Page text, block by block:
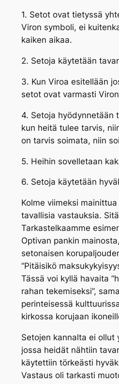
1. Setot ovat tietyssä
Viron symboli, ei
kaiken aikaa.
2. Setoja käytetään
3. Kun Viroa esitellään
setot ovat varmasti
4. Setoja hyödynnetään
kun heitä tulee tarvis,
on tarvis soimata, niin
5. Heihin sovelletaan
6. Setoja käytetään
Kolme viimeksi
tavallisia vastauksia.
Tarkastelkaamme
Optivan pankin
setonaisen
”Pitäisikö
Tässä voi kyllä havaita
rahan tekemiseksi”,
perinteisessä
kirkossa korujaan
Setojen kannalta ei ollut
jossa heidät nähtiin
käytettiin törkeästi
Vastaus oli tarkasti